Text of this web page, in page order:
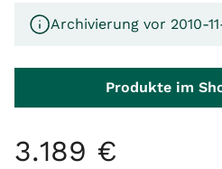
Archivierung vor 2010-
Produkte im
3.189 €